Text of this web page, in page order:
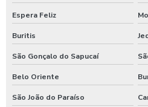
Shampoozeira em sp
Shampoozeira a venda
Sistema de lavagem para agro
Sistema de lavagem para
Espera Feliz
Buritis
São Gonçalo do Sapucaí
Belo Oriente
São João do Paraíso